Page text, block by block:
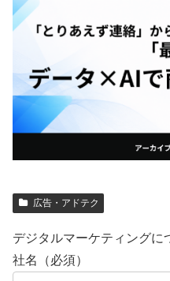
広告・アドテク
デジタルマーケティングに
社名（必須）